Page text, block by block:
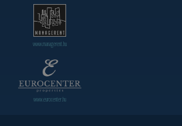
www.managerent.hu
www.eurocenter.hu